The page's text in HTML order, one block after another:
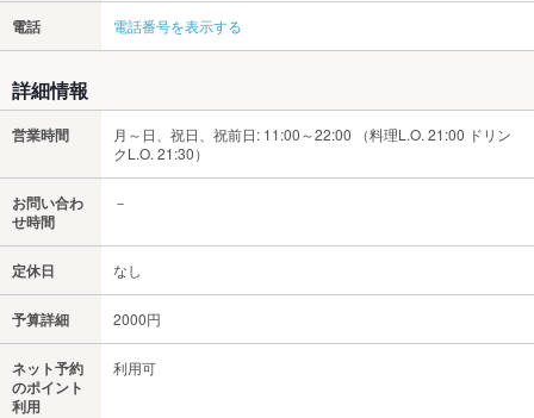
電話 電話番号を表示する
詳細情報
営業時間
月～日、祝日、祝前日: 11:00～22:00 （料理L.O. 21:00 ドリン
クL.O. 21:30）
お問い合わ
せ時間
－
定休日 なし
予算詳細 2000円
ネット予約
のポイント
利用
利用可